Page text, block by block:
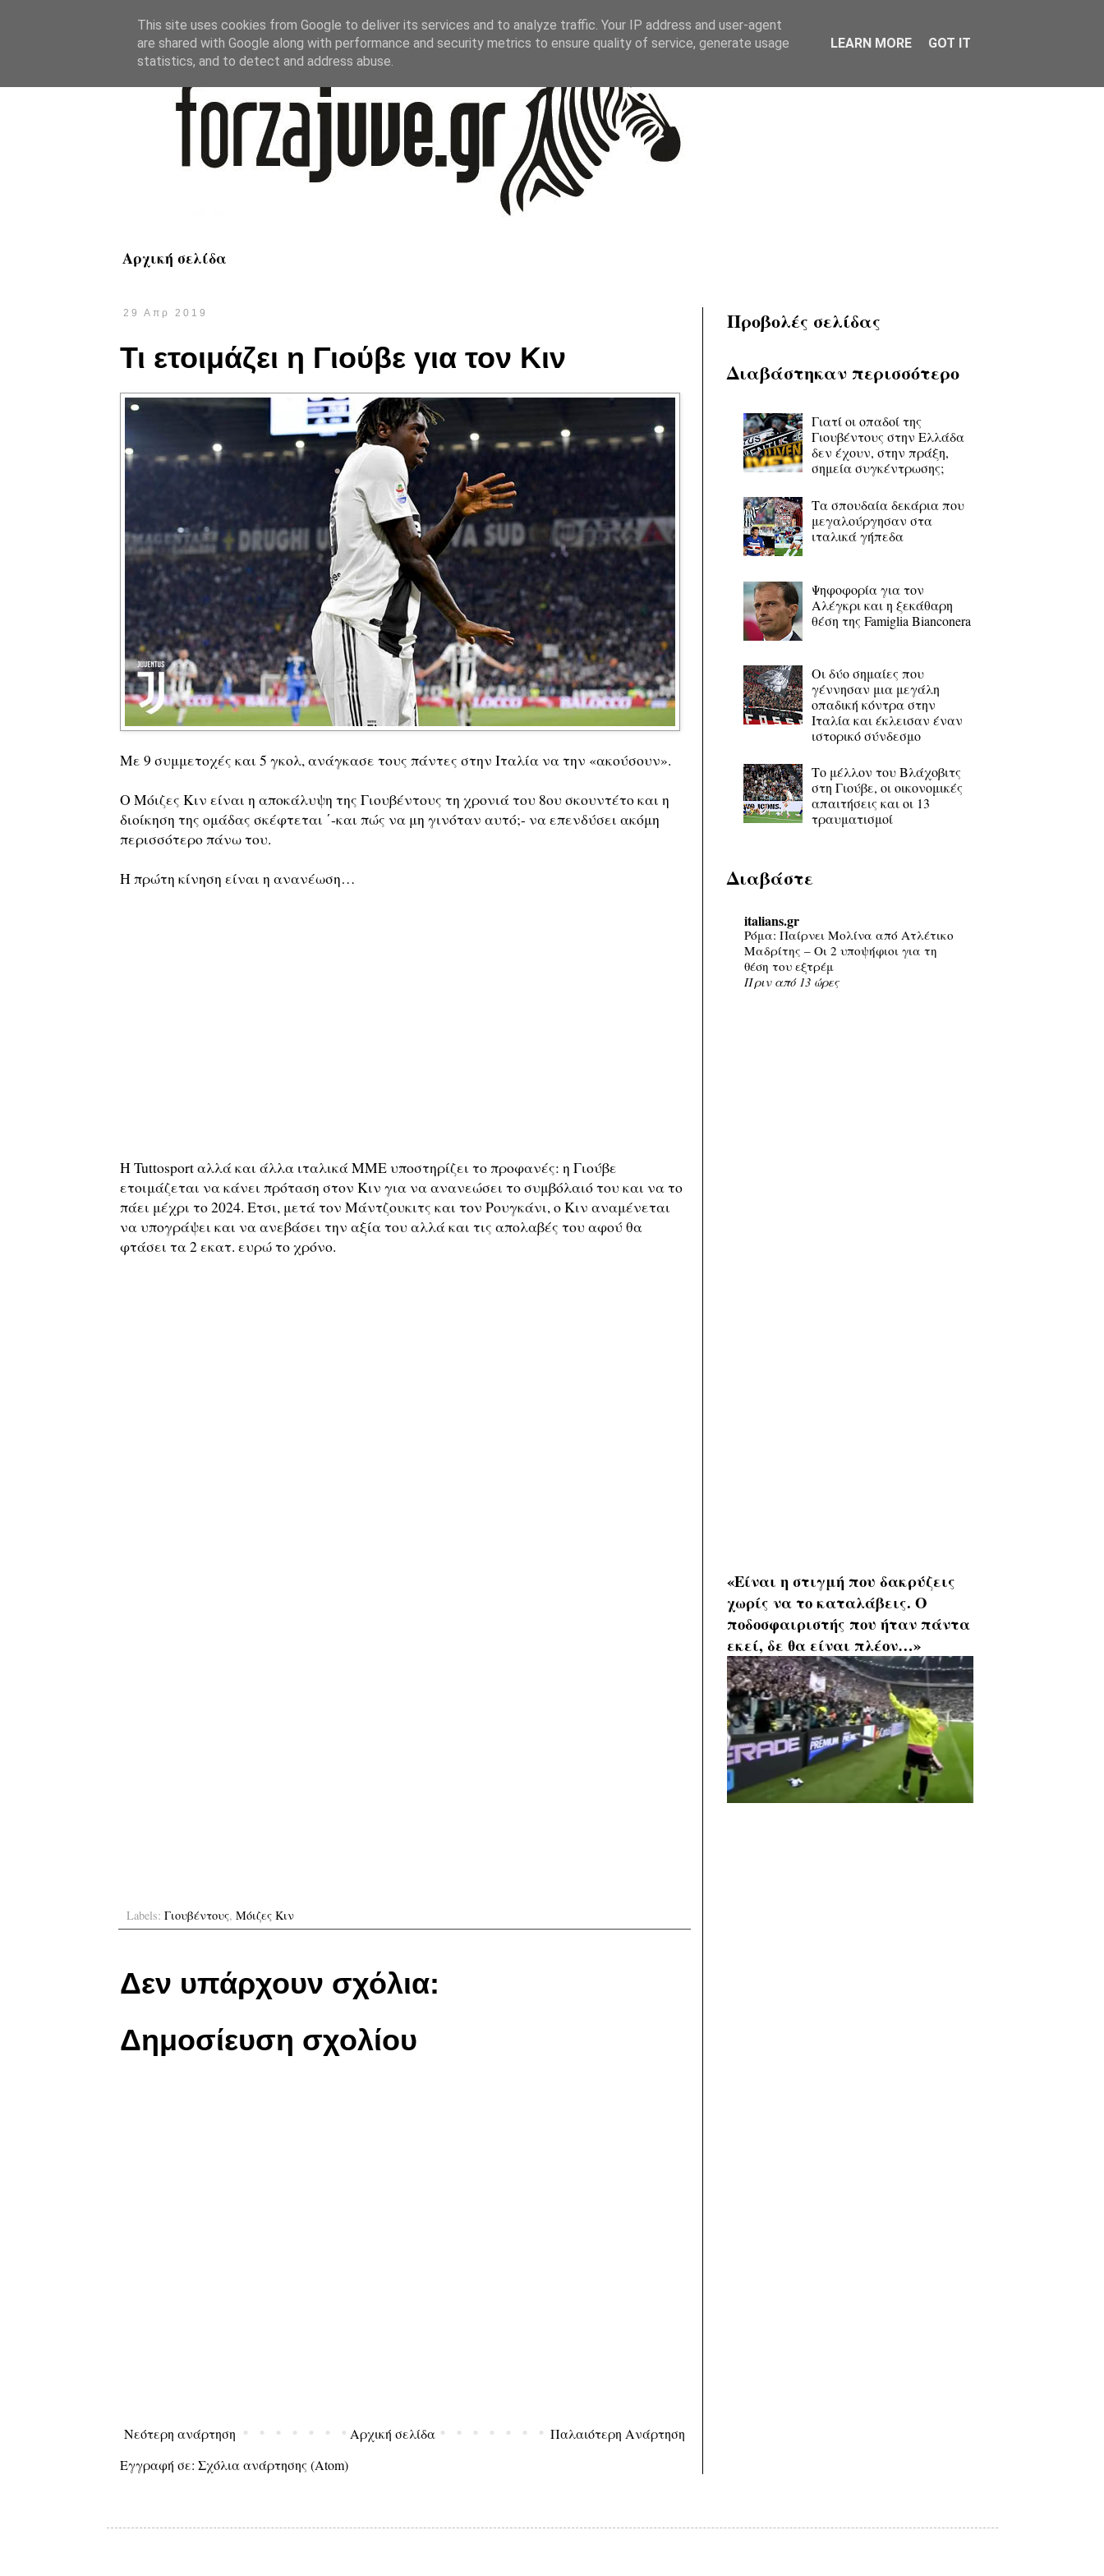
Αρχική σελίδα
29 Απρ 2019
Τι ετοιμάζει η Γιούβε για τον Κιν
Με 9 συμμετοχές και 5 γκολ, ανάγκασε τους πάντες στην Ιταλία να την «ακούσουν».
Ο Μόιζες Κιν είναι η αποκάλυψη της Γιουβέντους τη χρονιά του 8ου σκουντέτο και η
διοίκηση της ομάδας σκέφτεται ΄-και πώς να μη γινόταν αυτό;- να επενδύσει ακόμη
περισσότερο πάνω του.
Η πρώτη κίνηση είναι η ανανέωση…
Η Tuttosport αλλά και άλλα ιταλικά ΜΜΕ υποστηρίζει το προφανές: η Γιούβε
ετοιμάζεται να κάνει πρόταση στον Κιν για να ανανεώσει το συμβόλαιό του και να το
πάει μέχρι το 2024. Ετσι, μετά τον Μάντζουκιτς και τον Ρουγκάνι, ο Κιν αναμένεται
να υπογράψει και να ανεβάσει την αξία του αλλά και τις απολαβές του αφού θα
φτάσει τα 2 εκατ. ευρώ το χρόνο.
Labels: Γιουβέντους, Μόιζες Κιν
Δεν υπάρχουν σχόλια:
Δημοσίευση σχολίου
Νεότερη ανάρτηση Παλαιότερη Ανάρτηση
Αρχική σελίδα
Εγγραφή σε: Σχόλια ανάρτησης (Atom)
Προβολές σελίδας
Διαβάστηκαν περισσότερο
Γιατί οι οπαδοί της
Γιουβέντους στην Ελλάδα
δεν έχουν, στην πράξη,
σημεία συγκέντρωσης;
Τα σπουδαία δεκάρια που
μεγαλούργησαν στα
ιταλικά γήπεδα
Ψηφοφορία για τον
Αλέγκρι και η ξεκάθαρη
θέση της Famiglia Bianconera
Οι δύο σημαίες που
γέννησαν μια μεγάλη
οπαδική κόντρα στην
Ιταλία και έκλεισαν έναν
ιστορικό σύνδεσμο
Το μέλλον του Βλάχοβιτς
στη Γιούβε, οι οικονομικές
απαιτήσεις και οι 13
τραυματισμοί
Διαβάστε
italians.gr
Ρόμα: Παίρνει Μολίνα από Ατλέτικο
Μαδρίτης – Οι 2 υποψήφιοι για τη
θέση του εξτρέμ
Πριν από 13 ώρες
«Είναι η στιγμή που δακρύζεις
χωρίς να το καταλάβεις. Ο
ποδοσφαιριστής που ήταν πάντα
εκεί, δε θα είναι πλέον…»
This site uses cookies from Google to deliver its services and to analyze traffic. Your IP address and user-agent
are shared with Google along with performance and security metrics to ensure quality of service, generate usage
statistics, and to detect and address abuse.
LEARN MORE GOT IT